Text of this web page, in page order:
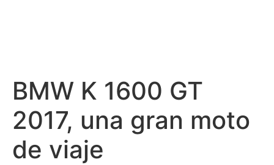
BMW K 1600 GT
2017, una gran moto
de viaje